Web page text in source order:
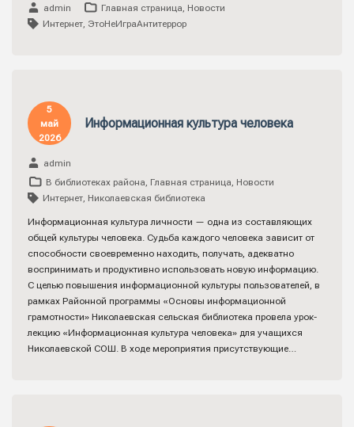
admin Главная страница, Новости
Интернет, ЭтоНеИграАнтитеррор
5
май
2026
Информационная культура человека
admin
В библиотеках района, Главная страница, Новости
Интернет, Николаевская библиотека
Информационная культура личности — одна из составляющих
общей культуры человека. Судьба каждого человека зависит от
способности своевременно находить, получать, адекватно
воспринимать и продуктивно использовать новую информацию.
С целью повышения информационной культуры пользователей, в
рамках Районной программы «Основы информационной
грамотности» Николаевская сельская библиотека провела урок-
лекцию «Информационная культура человека» для учащихся
Николаевской СОШ. В ходе мероприятия присутствующие…